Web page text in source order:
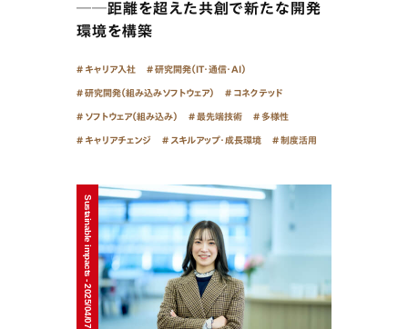
──距離を超えた共創で新たな開発
環境を構築
キャリア入社 研究開発（IT・通信・AI）
研究開発（組み込みソフトウェア） コネクテッド
ソフトウェア（組み込み） 最先端技術 多様性
キャリアチェンジ スキルアップ・成長環境 制度活用
Sustainable impacts - 2025/04/07